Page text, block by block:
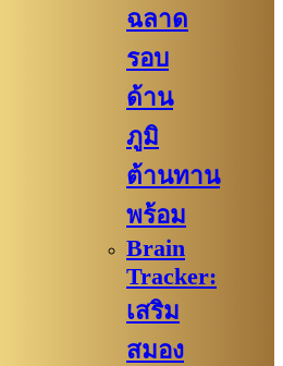
ฉลาด
รอบ
ด้าน
ภูมิ
ต้านทาน
พร้อม
Brain
Tracker:
เสริม
สมอง